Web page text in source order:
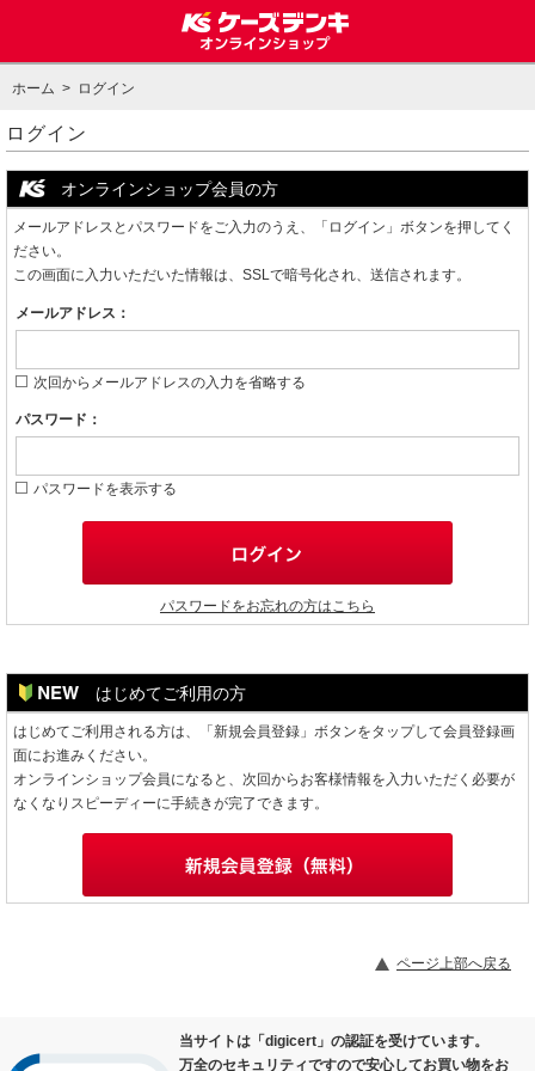
ホーム > ログイン
ログイン
オンラインショップ会員の方
メールアドレスとパスワードをご入力のうえ、「ログイン」ボタンを押してく
ださい。
この画面に入力いただいた情報は、SSLで暗号化され、送信されます。
メールアドレス：
次回からメールアドレスの入力を省略する
パスワード：
パスワードを表示する
パスワードをお忘れの方はこちら
はじめてご利用の方
はじめてご利用される方は、「新規会員登録」ボタンをタップして会員登録画
面にお進みください。
オンラインショップ会員になると、次回からお客様情報を入力いただく必要が
なくなりスピーディーに手続きが完了できます。
ページ上部へ戻る
当サイトは「digicert」の認証を受けています。
万全のセキュリティですので安心してお買い物をお